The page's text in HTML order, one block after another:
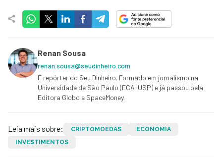
Renan Sousa
renan.sousa@seudinheiro.com
É repórter do Seu Dinheiro. Formado em jornalismo na
Universidade de São Paulo (ECA-USP) e já passou pela
Editora Globo e SpaceMoney.
Leia mais sobre: CRIPTOMOEDAS
ECONOMIA
INVESTIMENTOS